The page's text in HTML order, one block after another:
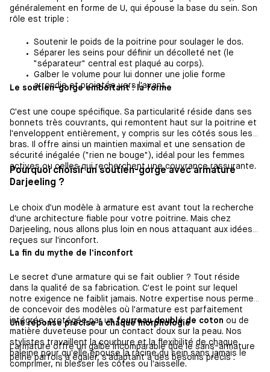
généralement en forme de U, qui épouse la base du sein. Son
rôle est triple :
Soutenir le poids de la poitrine pour soulager le dos.
Séparer les seins pour définir un décolleté net (le
"séparateur" central est plaqué au corps).
Galber le volume pour lui donner une jolie forme
arrondie et projetée vers l'avant.
Le soutien-gorge emboitant : la forme
C'est une coupe spécifique. Sa particularité réside dans ses
bonnets très couvrants, qui remontent haut sur la poitrine et
l'enveloppent entièrement, y compris sur les côtés sous les
bras. Il offre ainsi un maintien maximal et une sensation de
sécurité inégalée ("rien ne bouge"), idéal pour les femmes
actives ou celles qui recherchent une couvrance rassurante.
Pourquoi choisir un soutien-gorge avec armature
Darjeeling ?
Le choix d'un modèle à armature est avant tout la recherche
d'une architecture fiable pour votre poitrine. Mais chez
Darjeeling, nous allons plus loin en nous attaquant aux idées
reçues sur l'inconfort.
La fin du mythe de l'inconfort
Le secret d'une armature qui se fait oublier ? Tout réside
dans la qualité de sa fabrication. C'est le point sur lequel
notre exigence ne faiblit jamais. Notre expertise nous permet
de concevoir des modèles où l'armature est parfaitement
intégrée, protégée par unfourreau doublé de coton ou de
matière duveteuse pour un contact doux sur la peau. Nos
stylistes travaillent la courbure et la flexibilité de chaque
baleine pour qu'elle épouse la racine du sein sans jamais le
comprimer, ni blesser les côtes ou l'aisselle.
Une réponse précise à chaque morphologie
L'armature offre un galbe incomparable que le sans-armature
peine parfois à égaler, s'adaptant à des besoins précis :